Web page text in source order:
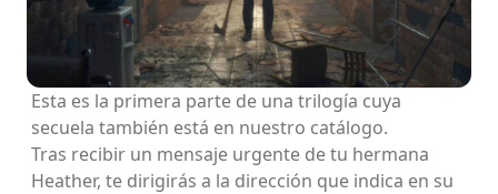
Esta es la primera parte de una trilogía cuya
secuela también está en nuestro catálogo.
Tras recibir un mensaje urgente de tu hermana
Heather, te dirigirás a la dirección que indica en su